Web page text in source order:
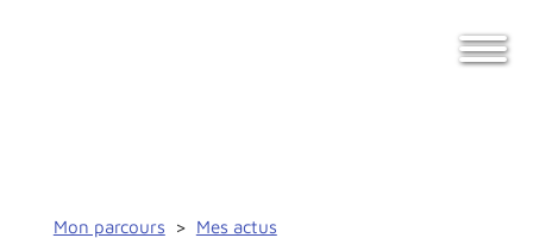
Mon parcours > Mes actus